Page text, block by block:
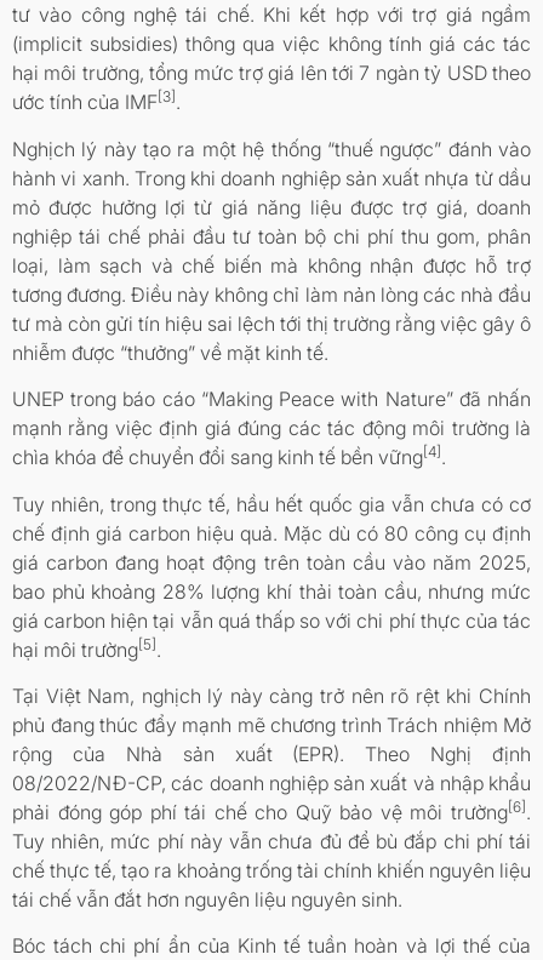
tư vào công nghệ tái chế. Khi kết hợp với trợ giá ngầm
(implicit subsidies) thông qua việc không tính giá các tác
hại môi trường, tổng mức trợ giá lên tới 7 ngàn tỷ USD theo
ước tính của IMF[3] .
Nghịch lý này tạo ra một hệ thống “thuế ngược” đánh vào
hành vi xanh. Trong khi doanh nghiệp sản xuất nhựa từ dầu
mỏ được hưởng lợi từ giá năng liệu được trợ giá, doanh
nghiệp tái chế phải đầu tư toàn bộ chi phí thu gom, phân
loại, làm sạch và chế biến mà không nhận được hỗ trợ
tương đương. Điều này không chỉ làm nản lòng các nhà đầu
tư mà còn gửi tín hiệu sai lệch tới thị trường rằng việc gây ô
nhiễm được “thưởng” về mặt kinh tế.
UNEP trong báo cáo “Making Peace with Nature” đã nhấn
mạnh rằng việc định giá đúng các tác động môi trường là
chìa khóa để chuyển đổi sang kinh tế bền vững[4] .
Tuy nhiên, trong thực tế, hầu hết quốc gia vẫn chưa có cơ
chế định giá carbon hiệu quả. Mặc dù có 80 công cụ định
giá carbon đang hoạt động trên toàn cầu vào năm 2025,
bao phủ khoảng 28% lượng khí thải toàn cầu, nhưng mức
giá carbon hiện tại vẫn quá thấp so với chi phí thực của tác
hại môi trường[5].
Tại Việt Nam, nghịch lý này càng trở nên rõ rệt khi Chính
phủ đang thúc đẩy mạnh mẽ chương trình Trách nhiệm Mở
rộng của Nhà sản xuất (EPR). Theo Nghị định
08/2022/NĐ-CP, các doanh nghiệp sản xuất và nhập khẩu
phải đóng góp phí tái chế cho Quỹ bảo vệ môi trường[6] .
Tuy nhiên, mức phí này vẫn chưa đủ để bù đắp chi phí tái
chế thực tế, tạo ra khoảng trống tài chính khiến nguyên liệu
tái chế vẫn đắt hơn nguyên liệu nguyên sinh.
Bóc tách chi phí ẩn của Kinh tế tuần hoàn và lợi thế của